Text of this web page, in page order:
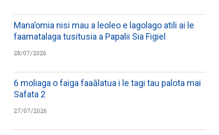
Mana’omia nisi mau a leoleo e lagolago atili ai le
faamatalaga tusitusia a Papalii Sia Figiel
28/07/2026
6 moliaga o faiga faaālatua i le tagi tau palota mai
Safata 2
27/07/2026